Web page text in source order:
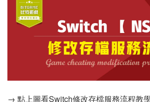
→ 點上圖看Switch修改存檔服務流程教